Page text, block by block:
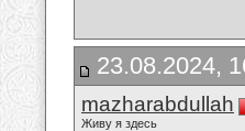
23.08.2024,
mazharabdullah
Живу я здесь